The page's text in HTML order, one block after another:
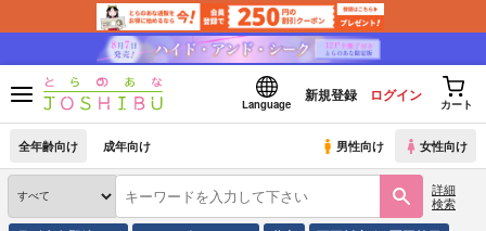
Language
新規登録 ログイン
カート
全年齢向け 成年向け 男性向け 女性向け
詳細
検索